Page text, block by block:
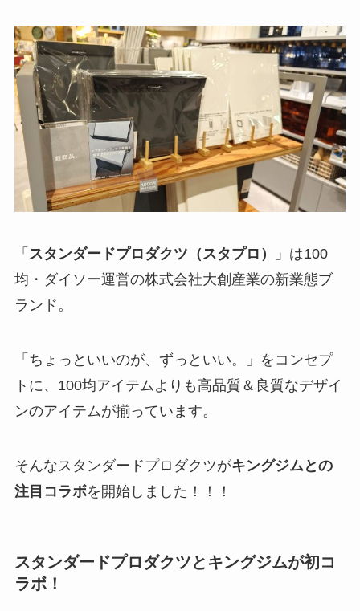
「 スタンダードプロダクツ（スタプロ）
」は100
均・ダイソー運営の株式会社大創産業の新業態ブ
ランド。
「ちょっといいのが、ずっといい。」をコンセプ
トに、100均アイテムよりも高品質＆良質なデザイ
ンのアイテムが揃っています。
そんなスタンダードプロダクツがキングジムとの
注目コラボを開始しました！！！
スタンダードプロダクツとキングジムが初コ
ラボ！